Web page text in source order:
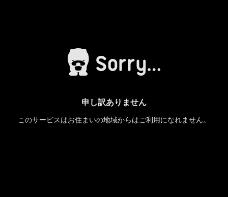
申し訳ありません
このサービスはお住まいの地域からはご利用になれません。